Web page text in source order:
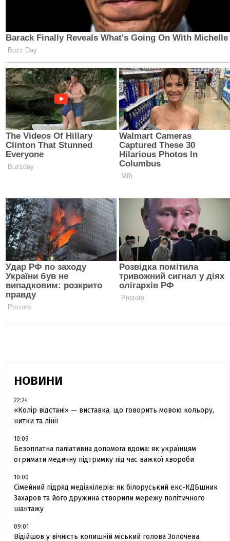
НОВИНИ
22:24
«Колір відстані» — виставка, що говорить мовою кольору,
нитки та лінії
10:09
Безоплатна паліативна допомога вдома: як українцям
отримати медичну підтримку під час важкої хвороби
10:00
Сімейний підряд медіакілерів: як білоруський екс-КДБшник
Захаров та його дружина створили мережу політичного
шантажу
09:01
Відійшов у вічність колишній міський голова Золочева